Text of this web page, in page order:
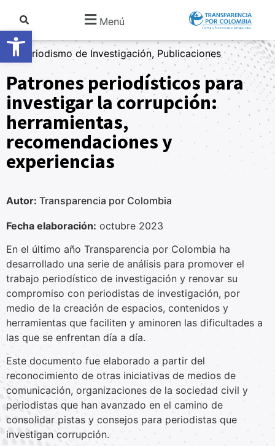
Abrir barra de herramientas
Menú
Periodismo de Investigación, Publicaciones
Patrones periodísticos para
investigar la corrupción:
herramientas,
recomendaciones y
experiencias
Autor: Transparencia por Colombia
Fecha elaboración: octubre 2023
En el último año Transparencia por Colombia ha
desarrollado una serie de análisis para promover el
trabajo periodístico de investigación y renovar su
compromiso con periodistas de investigación, por
medio de la creación de espacios, contenidos y
herramientas que faciliten y aminoren las dificultades a
las que se enfrentan día a día.
Este documento fue elaborado a partir del
reconocimiento de otras iniciativas de medios de
comunicación, organizaciones de la sociedad civil y
periodistas que han avanzado en el camino de
consolidar pistas y consejos para periodistas que
investigan corrupción.